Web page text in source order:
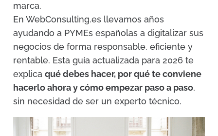
marca.
En WebConsulting.es llevamos años
ayudando a PYMEs españolas a digitalizar sus
negocios de forma responsable, eficiente y
rentable. Esta guía actualizada para 2026 te
explica qué debes hacer, por qué te conviene
hacerlo ahora y cómo empezar paso a paso,
sin necesidad de ser un experto técnico.